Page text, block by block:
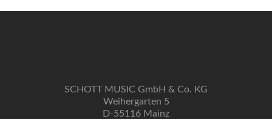
SCHOTT MUSIC GmbH & Co. KG
Weihergarten 5
D-55116 Mainz